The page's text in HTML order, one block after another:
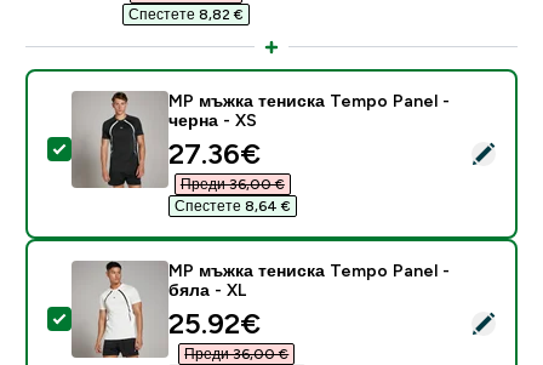
Спестете 8,82 €‎
Select this product - MP мъжка тениска Tempo
MP мъжка тениска Tempo Panel -
черна - XS
discounted price
27.36€‎
Преди 36,00 €‎
Спестете 8,64 €‎
Select this product - MP мъжка тениска Tempo
MP мъжка тениска Tempo Panel -
бяла - XL
discounted price
25.92€‎
Преди 36,00 €‎